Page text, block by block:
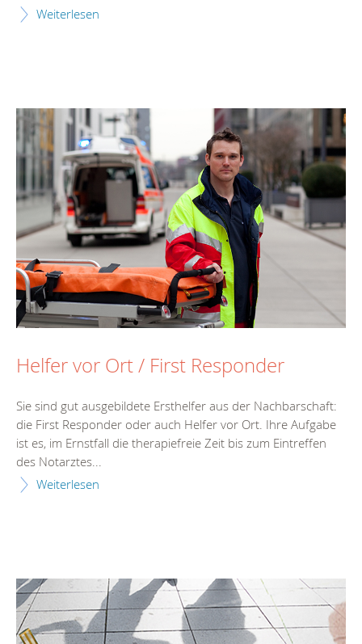
Weiterlesen
Helfer vor Ort / First Responder
Sie sind gut ausgebildete Ersthelfer aus der Nachbarschaft:
die First Responder oder auch Helfer vor Ort. Ihre Aufgabe
ist es, im Ernstfall die therapiefreie Zeit bis zum Eintreffen
des Notarztes...
Weiterlesen